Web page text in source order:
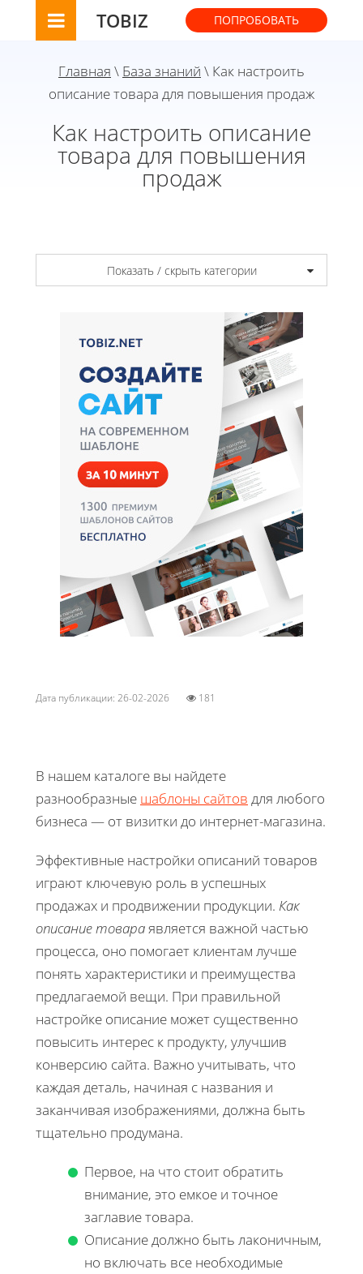
TOBIZ ПОПРОБОВАТЬ
Главная \ База знаний \ Как настроить
описание товара для повышения продаж
Как настроить описание
товара для повышения
продаж
Показать / скрыть категории
Дата публикации: 26-02-2026 181
В нашем каталоге вы найдете
разнообразные шаблоны сайтов для любого
бизнеса — от визитки до интернет-магазина.
Эффективные настройки описаний товаров
играют ключевую роль в успешных
продажах и продвижении продукции. Как
описание товараявляется важной частью
процесса, оно помогает клиентам лучше
понять характеристики и преимущества
предлагаемой вещи. При правильной
настройке описание может существенно
повысить интерес к продукту, улучшив
конверсию сайта. Важно учитывать, что
каждая деталь, начиная с названия и
заканчивая изображениями, должна быть
тщательно продумана.
Первое, на что стоит обратить
внимание, это емкое и точное
заглавие товара.
Описание должно быть лаконичным,
но включать все необходимые